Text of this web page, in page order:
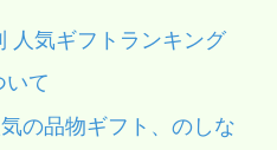
人気ギフトランキング
いて
の品物ギフト、のしな